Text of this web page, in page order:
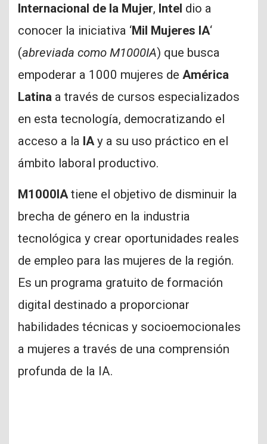
Internacional de la Mujer, Intel dio a
conocer la iniciativa ‘Mil Mujeres IA‘
(abreviada como M1000IA) que busca
empoderar a 1000 mujeres de América
Latina a través de cursos especializados
en esta tecnología, democratizando el
acceso a la IAy a su uso práctico en el
ámbito laboral productivo.
M1000IAtiene el objetivo de disminuir la
brecha de género en la industria
tecnológica y crear oportunidades reales
de empleo para las mujeres de la región.
Es un programa gratuito de formación
digital destinado a proporcionar
habilidades técnicas y socioemocionales
a mujeres a través de una comprensión
profunda de la IA.